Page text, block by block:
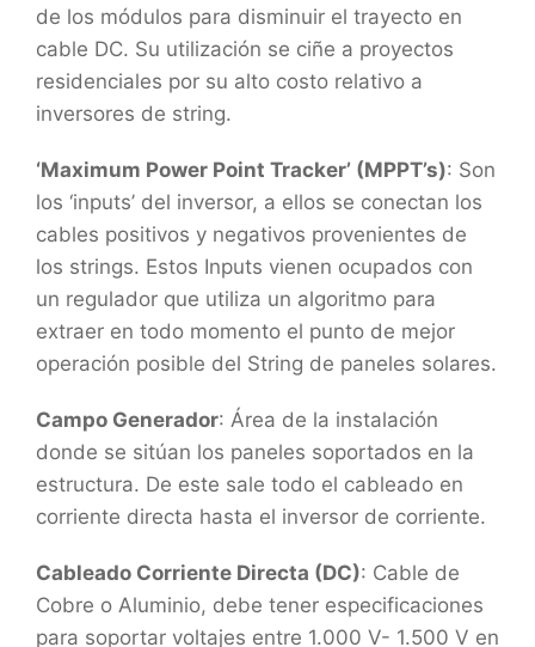
de los módulos para disminuir el trayecto en
cable DC. Su utilización se ciñe a proyectos
residenciales por su alto costo relativo a
inversores de string.
‘Maximum Power Point Tracker’ (MPPT’s): Son
los ‘inputs’ del inversor, a ellos se conectan los
cables positivos y negativos provenientes de
los strings. Estos Inputs vienen ocupados con
un regulador que utiliza un algoritmo para
extraer en todo momento el punto de mejor
operación posible del String de paneles solares.
Campo Generador: Área de la instalación
donde se sitúan los paneles soportados en la
estructura. De este sale todo el cableado en
corriente directa hasta el inversor de corriente.
Cableado Corriente Directa (DC): Cable de
Cobre o Aluminio, debe tener especificaciones
para soportar voltajes entre 1.000 V- 1.500 V en